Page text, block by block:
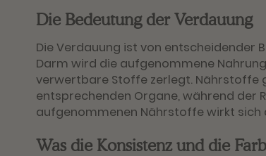
Die Bedeutung der Verdauung
Die Verdauung ist von entscheidender
Darm wird die aufgenommene
verwertbare Stoffe zerlegt. Nährstoffe
entsprechenden Organe, während der
aufgenommenen Nährstoffe wirkt sich
Was die Konsistenz und die